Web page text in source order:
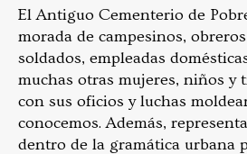
El Antiguo Cementerio de
morada de campesinos,
soldados, empleadas
muchas otras mujeres, niños y
con sus oficios y luchas
conocemos. Además,
dentro de la gramática urbana